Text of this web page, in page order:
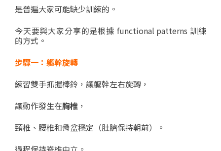
是普遍大家可能缺少訓練的。
今天要與大家分享的是根據 functional patterns 訓練
的方式。
步驟一：軀幹旋轉
練習雙手抓握棒鈴，讓軀幹左右旋轉，
讓動作發生在胸椎 ，
頸椎、腰椎和骨盆穩定（肚臍保持朝前）。